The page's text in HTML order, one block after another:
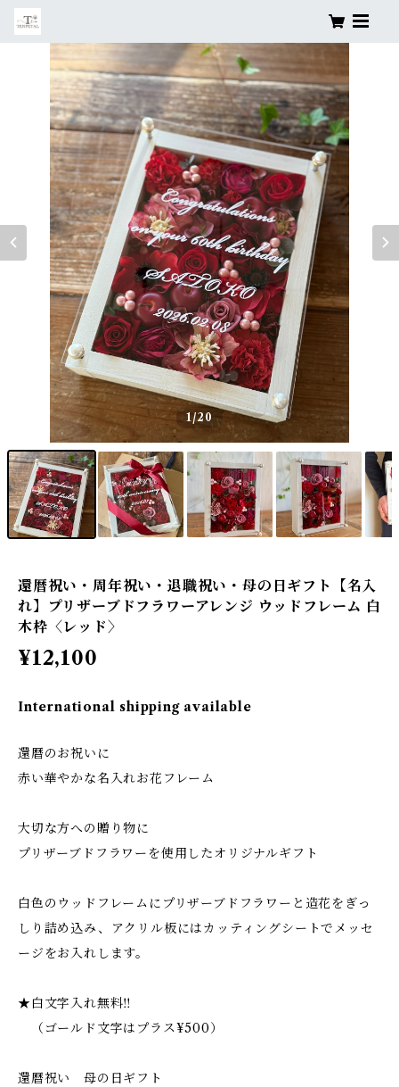
1/20
還暦祝い・周年祝い・退職祝い・母の日ギフト【名入
れ】プリザーブドフラワーアレンジ ウッドフレーム 白
木枠〈レッド〉
¥12,100
International shipping available
還暦のお祝いに
赤い華やかな名入れお花フレーム
大切な方への贈り物に
プリザーブドフラワーを使用したオリジナルギフト
白色のウッドフレームにプリザーブドフラワーと造花をぎっ
しり詰め込み、アクリル板にはカッティングシートでメッセ
ージをお入れします。
★白文字入れ無料‼︎
（ゴールド文字はプラス¥500）
還暦祝い 母の日ギフト